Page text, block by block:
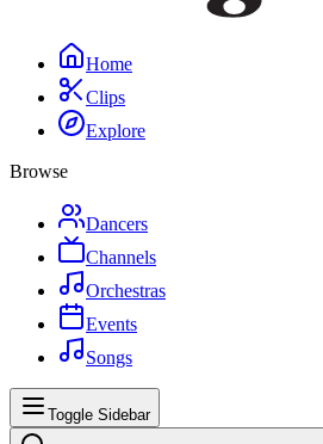
Home
Clips
Explore
Browse
Dancers
Channels
Orchestras
Events
Songs
Toggle Sidebar